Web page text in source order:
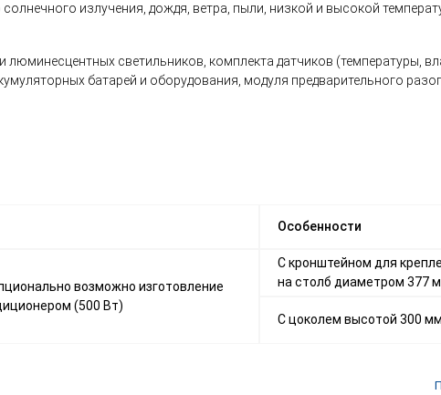
излучения, дождя, ветра, пыли, низкой и высокой
светильников, комплекта датчиков (температуры,
батарей и оборудования, модуля предварительного
Особенности
возможно изготовление
(500 Вт)
C кронштейном для
на столб диаметром 377
С цоколем высотой 300 мм